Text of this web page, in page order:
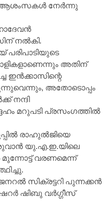
ആശംസകൾ നേർന്നു
നൽകി.
അതിന്
ഇൻക്കാസിന്റെ
അതോടൊപ്പം
നന്ദി
മറുപടി പ്രസംഗത്തിൽ
രാഹുൽജിയെ
യു.എ.ഇ.യിലെ
വരണമെന്ന്
സിക്രട്ടറി പുന്നക്കൻ
ഷിബു വർഗ്ഗീസ്